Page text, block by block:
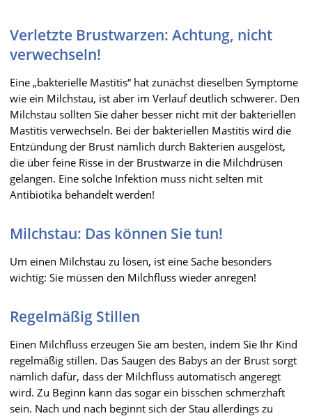
Verletzte Brustwarzen: Achtung, nicht
verwechseln!
Eine „bakterielle Mastitis“ hat zunächst dieselben Symptome
wie ein Milchstau, ist aber im Verlauf deutlich schwerer. Den
Milchstau sollten Sie daher besser nicht mit der bakteriellen
Mastitis verwechseln. Bei der bakteriellen Mastitis wird die
Entzündung der Brust nämlich durch Bakterien ausgelöst,
die über feine Risse in der Brustwarze in die Milchdrüsen
gelangen. Eine solche Infektion muss nicht selten mit
Antibiotika behandelt werden!
Milchstau: Das können Sie tun!
Um einen Milchstau zu lösen, ist eine Sache besonders
wichtig: Sie müssen den Milchfluss wieder anregen!
Regelmäßig Stillen
Einen Milchfluss erzeugen Sie am besten, indem Sie Ihr Kind
regelmäßig stillen. Das Saugen des Babys an der Brust sorgt
nämlich dafür, dass der Milchfluss automatisch angeregt
wird. Zu Beginn kann das sogar ein bisschen schmerzhaft
sein. Nach und nach beginnt sich der Stau allerdings zu